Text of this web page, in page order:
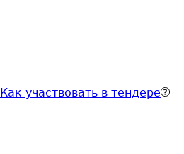
Как участвовать в тендере